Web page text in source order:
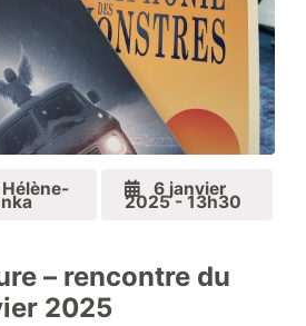
Louis Hémon
6 janvier
2025 - 13h30
– rencontre du
2025